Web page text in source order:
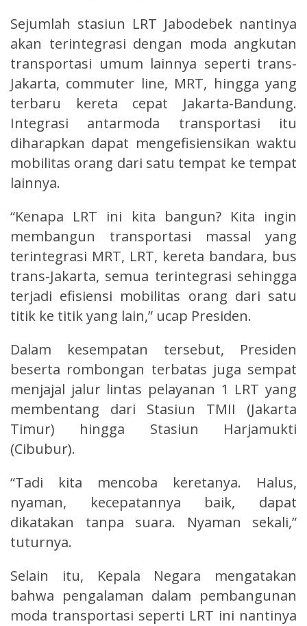
Sejumlah stasiun LRT Jabodebek nantinya
akan terintegrasi dengan moda angkutan
transportasi umum lainnya seperti trans-
Jakarta, commuter line, MRT, hingga yang
terbaru kereta cepat Jakarta-Bandung.
Integrasi antarmoda transportasi itu
diharapkan dapat mengefisiensikan waktu
mobilitas orang dari satu tempat ke tempat
lainnya.
“Kenapa LRT ini kita bangun? Kita ingin
membangun transportasi massal yang
terintegrasi MRT, LRT, kereta bandara, bus
trans-Jakarta, semua terintegrasi sehingga
terjadi efisiensi mobilitas orang dari satu
titik ke titik yang lain,” ucap Presiden.
Dalam kesempatan tersebut, Presiden
beserta rombongan terbatas juga sempat
menjajal jalur lintas pelayanan 1 LRT yang
membentang dari Stasiun TMII (Jakarta
Timur) hingga Stasiun Harjamukti
(Cibubur).
“Tadi kita mencoba keretanya. Halus,
nyaman, kecepatannya baik, dapat
dikatakan tanpa suara. Nyaman sekali,”
tuturnya.
Selain itu, Kepala Negara mengatakan
bahwa pengalaman dalam pembangunan
moda transportasi seperti LRT ini nantinya